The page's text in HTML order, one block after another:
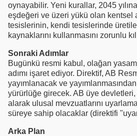
oynayabilir. Yeni kurallar, 2045
eşdeğeri ve üzeri yükü olan kentsel
tesislerinin, kendi tesislerinde
kaynaklarını kullanmasını zorunlu
Sonraki Adımlar
Bugünkü resmi kabul, olağan
adımı işaret ediyor. Direktif, AB
yayımlanacak ve
yürürlüğe girecek. AB üye
alarak ulusal mevzuatlarını
süreye sahip olacaklar (direktifi
Arka Plan